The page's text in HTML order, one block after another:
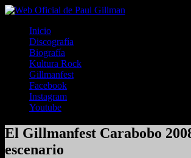
Inicio
Discografía
Biografía
Kultura Rock
Gillmanfest
Facebook
Instagram
Youtube
El Gillmanfest Carabobo
escenario